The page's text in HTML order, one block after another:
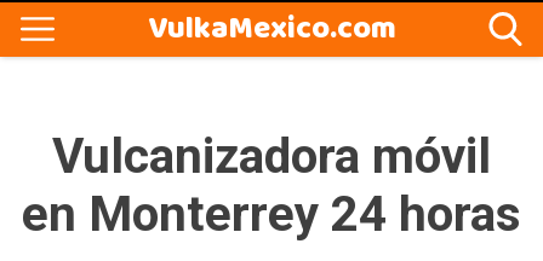
VulkaMexico.com
Vulcanizadora móvil
en Monterrey 24 horas